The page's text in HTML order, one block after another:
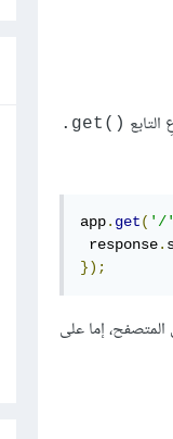
()get.
app. get( '/'
response.
});
المتصفح، إما على